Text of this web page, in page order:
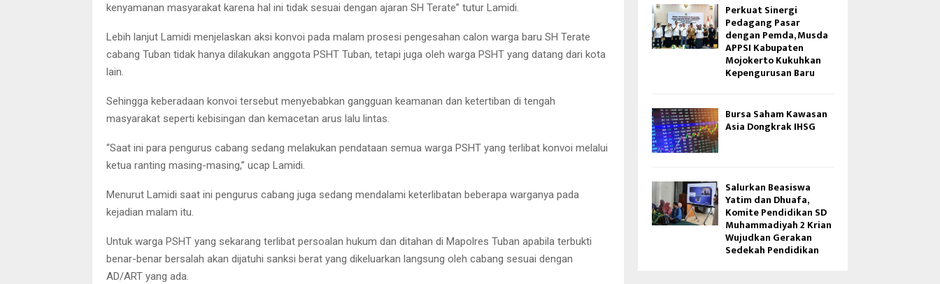
kenyamanan masyarakat karena hal ini tidak sesuai dengan ajaran SH Terate” tutur Lamidi.
Lebih lanjut Lamidi menjelaskan aksi konvoi pada malam prosesi pengesahan calon warga baru SH Terate
cabang Tuban tidak hanya dilakukan anggota PSHT Tuban, tetapi juga oleh warga PSHT yang datang dari kota
lain.
Sehingga keberadaan konvoi tersebut menyebabkan gangguan keamanan dan ketertiban di tengah
masyarakat seperti kebisingan dan kemacetan arus lalu lintas.
“Saat ini para pengurus cabang sedang melakukan pendataan semua warga PSHT yang terlibat konvoi melalui
ketua ranting masing-masing,” ucap Lamidi.
Menurut Lamidi saat ini pengurus cabang juga sedang mendalami keterlibatan beberapa warganya pada
kejadian malam itu.
Untuk warga PSHT yang sekarang terlibat persoalan hukum dan ditahan di Mapolres Tuban apabila terbukti
benar-benar bersalah akan dijatuhi sanksi berat yang dikeluarkan langsung oleh cabang sesuai dengan
AD/ART yang ada.
Perkuat Sinergi
Pedagang Pasar
dengan Pemda, Musda
APPSI Kabupaten
Mojokerto Kukuhkan
Kepengurusan Baru
Bursa Saham Kawasan
Asia Dongkrak IHSG
Salurkan Beasiswa
Yatim dan Dhuafa,
Komite Pendidikan SD
Muhammadiyah 2 Krian
Wujudkan Gerakan
Sedekah Pendidikan